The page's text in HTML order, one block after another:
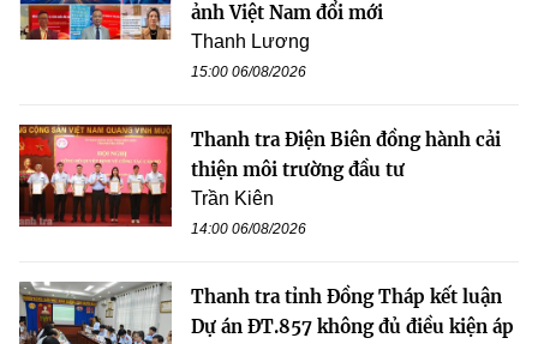
ảnh Việt Nam đổi mới
Thanh Lương
15:00 06/08/2026
Thanh tra Điện Biên đồng hành cải
thiện môi trường đầu tư
Trần Kiên
14:00 06/08/2026
Thanh tra tỉnh Đồng Tháp kết luận
Dự án ĐT.857 không đủ điều kiện áp